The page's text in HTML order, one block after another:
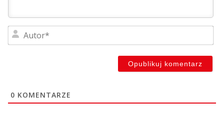
0 KOMENTARZE